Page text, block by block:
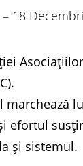
18
marchează
efortul
și sistemul.